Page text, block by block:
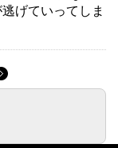
げていってしま